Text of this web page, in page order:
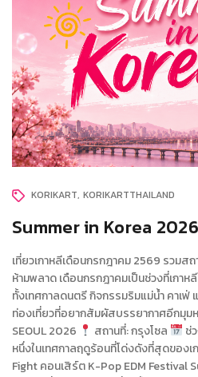
KORIKART KORIKARTTHAILAND
Summer in Korea 2026
เที่ยวเกาหลีเดือนกรกฎาคม 2569 รวมส
ห้ามพลาด เดือนกรกฎาคมเป็นช่วงที่เกา
ทั้งเทศกาลดนตรี กิจกรรมริมแม่น้ำ คาเฟ่
ท่องเที่ยวที่อยากสัมผัสบรรยากาศอีกมุมห
SEOUL 2026
สถานที่: กรุงโซล
ช่
หนึ่งในเทศกาลฤดูร้อนที่โด่งดังที่สุดของเ
Fight คอนเสิร์ต K-Pop EDM Festival